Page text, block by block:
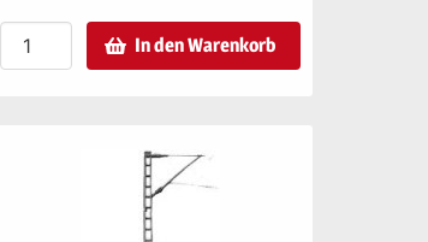
In den Warenkorb